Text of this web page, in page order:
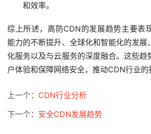
和效率。
综上所述，高防CDN的发展趋势主要表
能力的不断提升、全球化和智能化的发展
化服务以及与云服务的深度融合。这些趋
户体验和保障网络安全，推动CDN行业的
上一个： CDN行业分析
下一个： 安全CDN发展趋势